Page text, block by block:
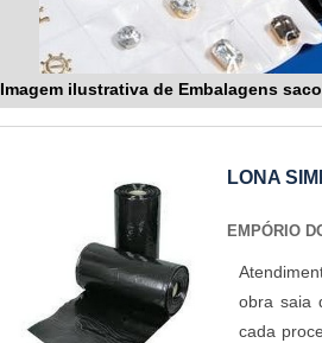
Imagem ilustrativa de Embalagens
LONA
EMPÓRIO
obra saia
cada